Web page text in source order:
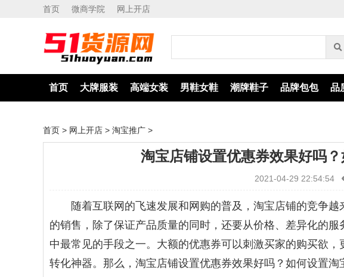
首页 微商学院 网上开店
货源网
首页 大牌服装 高端女装 男鞋女鞋 潮牌鞋子 品牌包包 品
首页 > 网上开店 > 淘宝推广 >
淘宝店铺设置优惠券效果好吗
2021-04-29 22:54:54
随着互联网的飞速发展和网购的普及，淘宝店铺的竞争
的销售，除了保证产品质量的同时，还要从价格、差异化的
中最常见的手段之一。大额的优惠券可以刺激买家的购买欲
转化神器。那么，淘宝店铺设置优惠券效果好吗？如何设置淘